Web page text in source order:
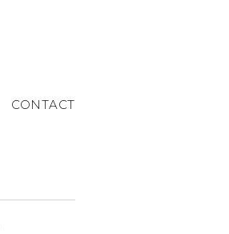
CONTACT